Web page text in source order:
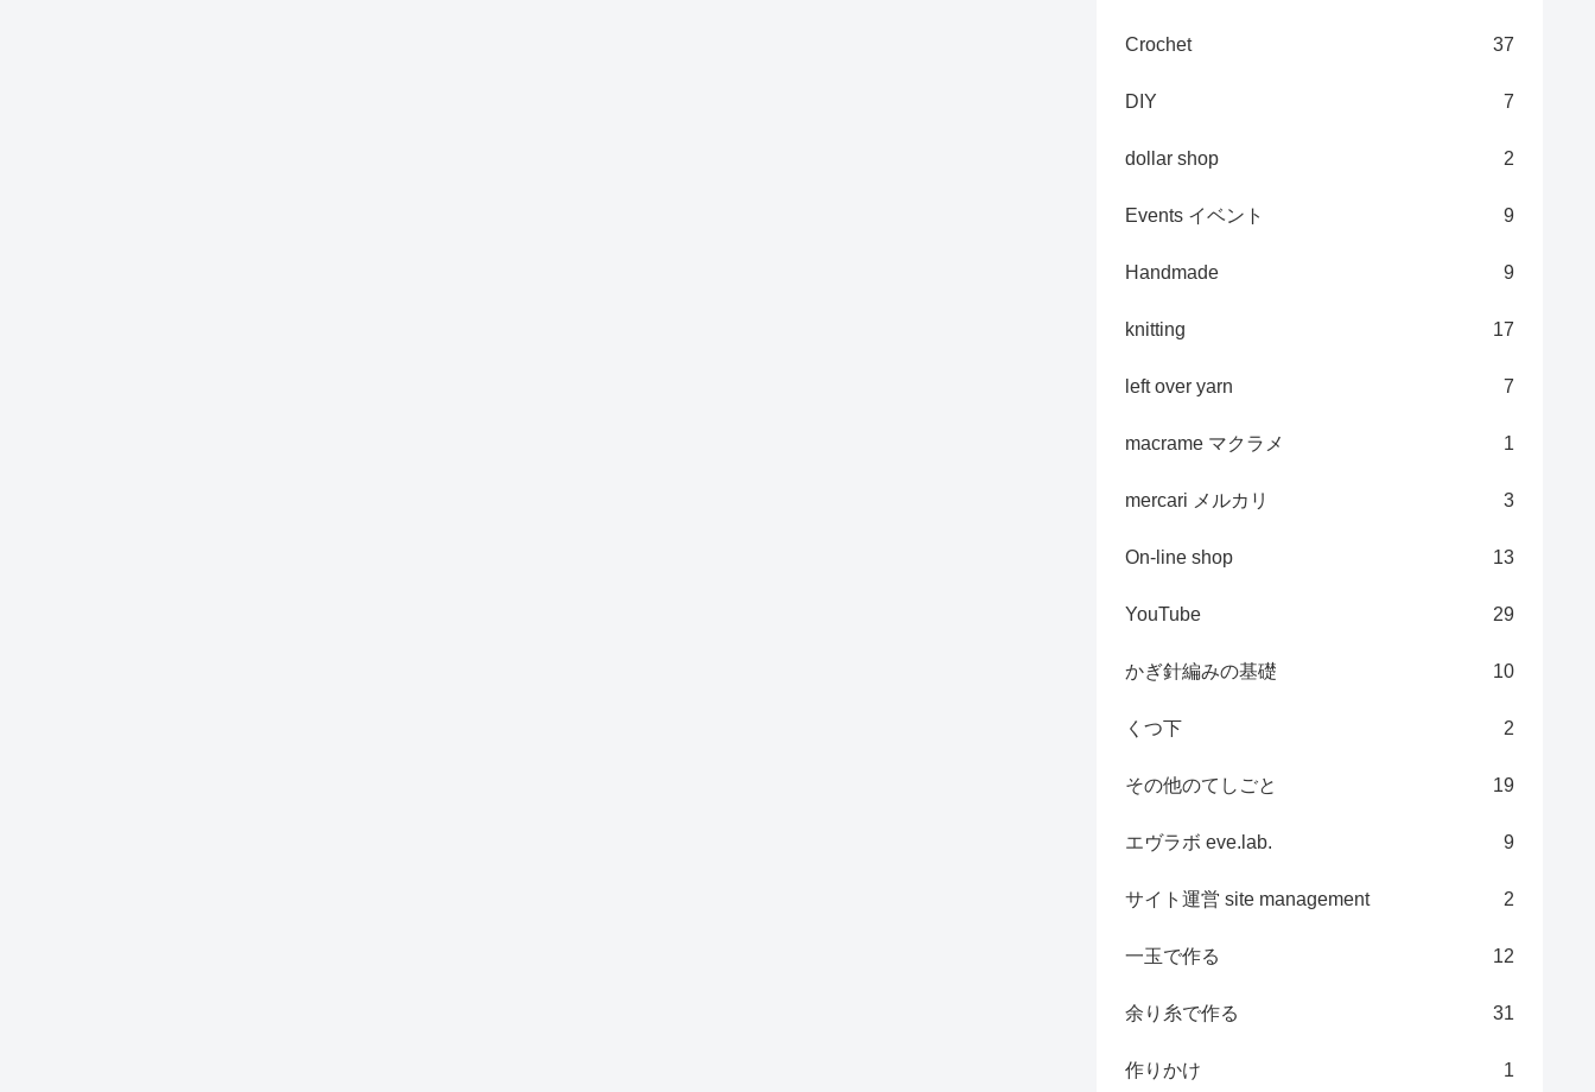
Crochet 37
DIY 7
dollar shop 2
Events イベント 9
Handmade 9
knitting 17
left over yarn 7
macrame マクラメ 1
mercari メルカリ 3
On-line shop 13
YouTube 29
かぎ針編みの基礎 10
くつ下 2
その他のてしごと 19
エヴラボ eve.lab. 9
サイト運営 site management 2
一玉で作る 12
余り糸で作る 31
作りかけ 1